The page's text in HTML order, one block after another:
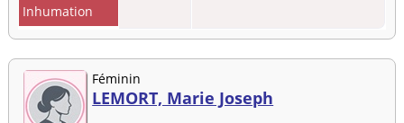
Inhumation
Féminin
LEMORT, Marie Joseph